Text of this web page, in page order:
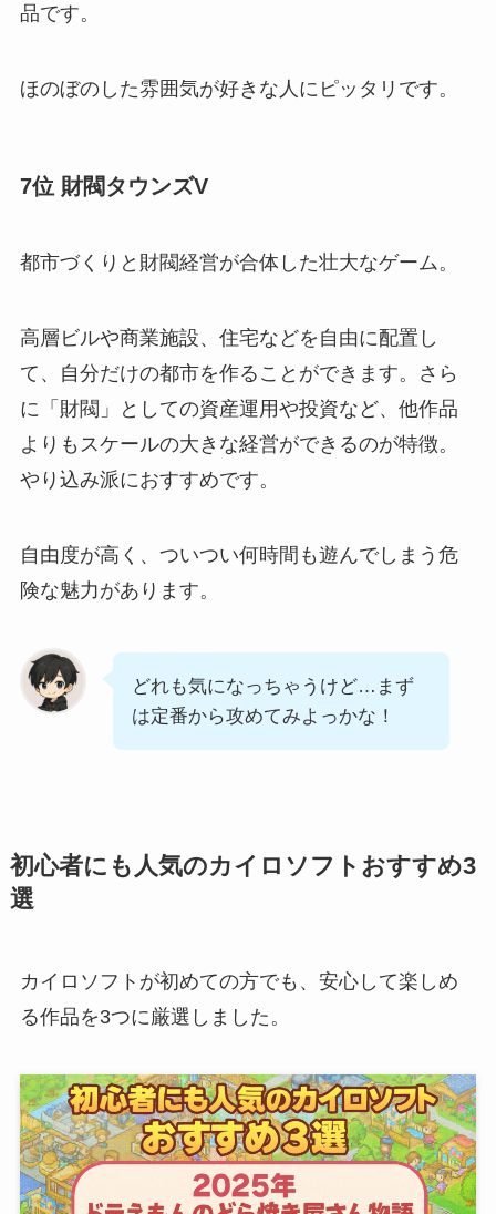
品です。
ほのぼのした雰囲気が好きな人にピッタリです。
7位 財閥タウンズV
都市づくりと財閥経営が合体した壮大なゲーム。
高層ビルや商業施設、住宅などを自由に配置し
て、自分だけの都市を作ることができます。さら
に「財閥」としての資産運用や投資など、他作品
よりもスケールの大きな経営ができるのが特徴。
やり込み派におすすめです。
自由度が高く、ついつい何時間も遊んでしまう危
険な魅力があります。
どれも気になっちゃうけど…まず
は定番から攻めてみよっかな！
初心者にも人気のカイロソフトおすすめ3
選
カイロソフトが初めての方でも、安心して楽しめ
る作品を3つに厳選しました。